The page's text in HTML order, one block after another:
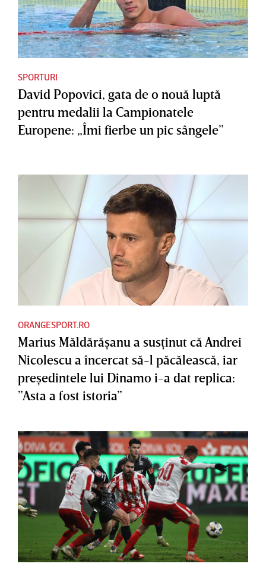
SPORTURI
David Popovici, gata de o nouă luptă
pentru medalii la Campionatele
Europene: „Îmi fierbe un pic sângele”
ORANGESPORT.RO
Marius Măldărăşanu a susţinut că Andrei
Nicolescu a încercat să-l păcălească, iar
preşedintele lui Dinamo i-a dat replica:
”Asta a fost istoria”